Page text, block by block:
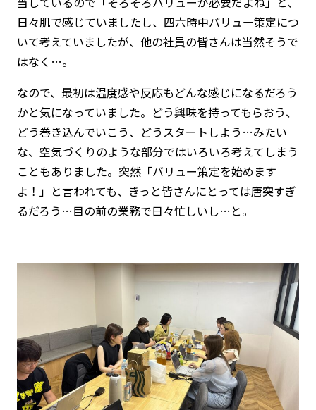
日々肌で感じていましたし、四六時中バリュー策定につ
いて考えていましたが、他の社員の皆さんは当然そうで
はなく…。
なので、最初は温度感や反応もどんな感じになるだろう
かと気になっていました。どう興味を持ってもらおう、
どう巻き込んでいこう、どうスタートしよう…みたい
な、空気づくりのような部分ではいろいろ考えてしまう
こともありました。突然「バリュー策定を始めます
よ！」と言われても、きっと皆さんにとっては唐突すぎ
るだろう…目の前の業務で日々忙しいし…と。